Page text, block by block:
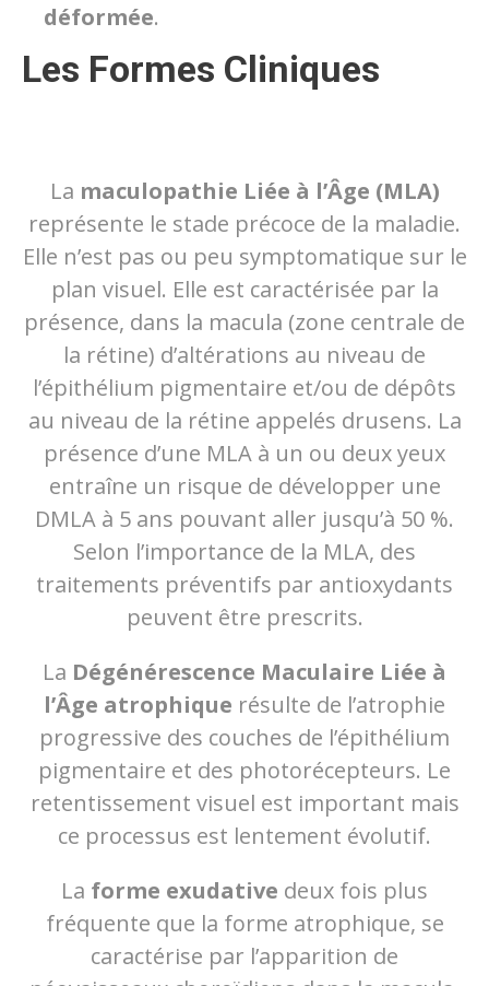
déformée.
Les Formes Cliniques
La maculopathie Liée à l’Âge (MLA)
représente le stade précoce de la maladie.
Elle n’est pas ou peu symptomatique sur le
plan visuel. Elle est caractérisée par la
présence, dans la macula (zone centrale de
la rétine) d’altérations au niveau de
l’épithélium pigmentaire et/ou de dépôts
au niveau de la rétine appelés drusens. La
présence d’une MLA à un ou deux yeux
entraîne un risque de développer une
DMLA à 5 ans pouvant aller jusqu’à 50 %.
Selon l’importance de la MLA, des
traitements préventifs par antioxydants
peuvent être prescrits.
La Dégénérescence Maculaire Liée à
l’Âge atrophique résulte de l’atrophie
progressive des couches de l’épithélium
pigmentaire et des photorécepteurs. Le
retentissement visuel est important mais
ce processus est lentement évolutif.
La forme exudative deux fois plus
fréquente que la forme atrophique, se
caractérise par l’apparition de